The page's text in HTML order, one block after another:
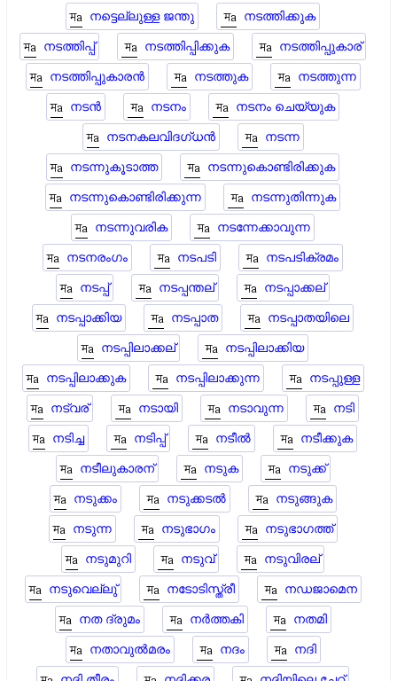
നട്ടെല്ലുള്ള ജന്തു
നടത്തിക്കുക
നടത്തിപ്പ്
നടത്തിപ്പിക്കുക
നടത്തിപ്പുകാര്
നടത്തിപ്പുകാരന്‍
നടത്തുക
നടത്തുന്ന
നടന്‍
നടനം
നടനം ചെയ്യുക
നടനകലവിദഗ്ധന്‍
നടന്ന
നടന്നുകൂടാത്ത
നടന്നുകൊണ്ടിരിക്കുക
നടന്നുകൊണ്ടിരിക്കുന്ന
നടന്നുതിന്നുക
നടന്നുവരിക
നടന്നേക്കാവുന്ന
നടനരംഗം
നടപടി
നടപടിക്രമം
നടപ്പ്
നടപ്പന്തല്
നടപ്പാക്കല്
നടപ്പാക്കിയ
നടപ്പാത
നടപ്പാതയിലെ
നടപ്പിലാക്കല്
നടപ്പിലാക്കിയ
നടപ്പിലാക്കുക
നടപ്പിലാക്കുന്ന
നടപ്പുള്ള
നട്വര്
നടായി നടാവുന്ന
നടി
നടിച്ച
നടിപ്പ് നടീൽ
നടീക്കുക
നടീലുകാരന്
നടുക
നടുക്ക്
നടുക്കം
നടുക്കടല്‍
നടുങ്ങുക
നടുന്ന
നടുഭാഗം
നടുഭാഗത്ത്
നടുമുറി
നടുവ്
നടുവിരല്
നടുവെല്ലു്
നടോടിസ്ത്രീ
നഡജാമെന
നത ദ്രുമം
നർത്തകി
നതമി
നതാവുൽമരം
നദം
നദി